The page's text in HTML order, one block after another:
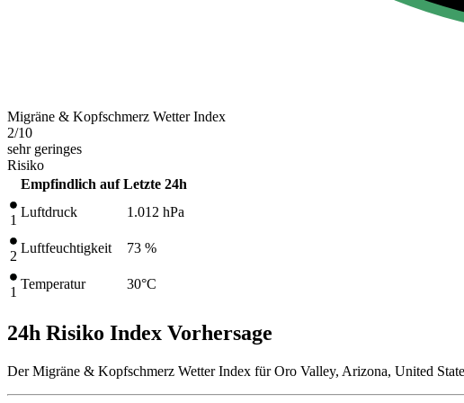
Migräne & Kopfschmerz Wetter Index
2/10
sehr geringes
Risiko
Empfindlich auf Letzte 24h
1
Luftdruck 1.012 hPa
2
Luftfeuchtigkeit 73 %
1
Temperatur 30°C
24h Risiko Index Vorhersage
Der Migräne & Kopfschmerz Wetter Index für Oro Valley, Arizona, United